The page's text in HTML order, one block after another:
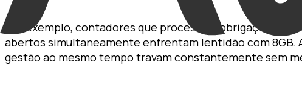
Por exemplo, contadores que processam obrigações
abertos simultaneamente enfrentam lentidão com 8GB.
gestão ao mesmo tempo travam constantemente sem